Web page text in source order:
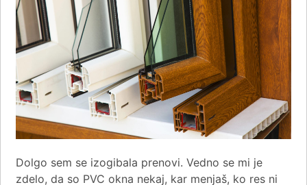
Dolgo sem se izogibala prenovi. Vedno se mi je
zdelo, da so PVC okna nekaj, kar menjaš, ko res ni